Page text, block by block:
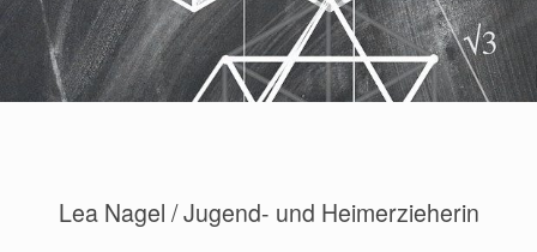
Lea Nagel / Jugend- und Heimerzieherin